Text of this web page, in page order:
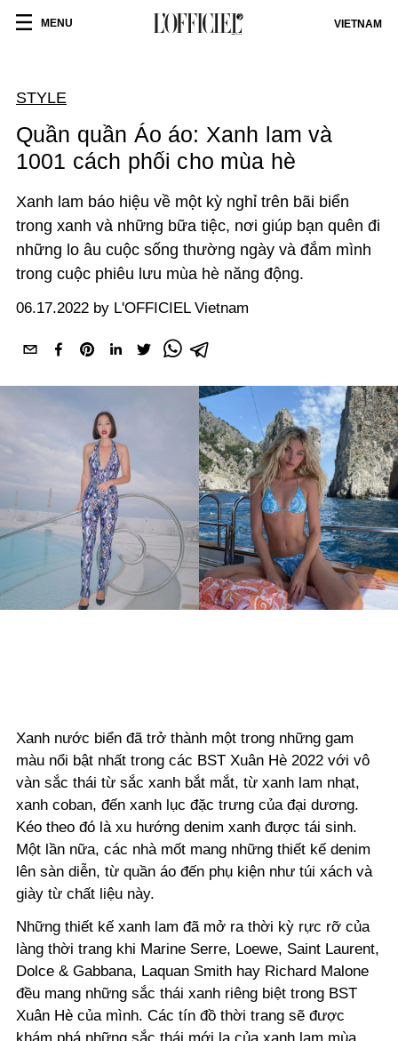
MENU VIETNAM
STYLE
Quần quần Áo áo: Xanh lam và
1001 cách phối cho mùa hè
Xanh lam báo hiệu về một kỳ nghỉ trên bãi biển
trong xanh và những bữa tiệc, nơi giúp bạn quên đi
những lo âu cuộc sống thường ngày và đắm mình
trong cuộc phiêu lưu mùa hè năng động.
06.17.2022 by L'OFFICIEL Vietnam
Xanh nước biển đã trở thành một trong những gam
màu nổi bật nhất trong các BST Xuân Hè 2022 với vô
vàn sắc thái từ sắc xanh bắt mắt, từ xanh lam nhạt,
xanh coban, đến xanh lục đặc trưng của đại dương.
Kéo theo đó là xu hướng denim xanh được tái sinh.
Một lần nữa, các nhà mốt mang những thiết kế denim
lên sàn diễn, từ quần áo đến phụ kiện như túi xách và
giày từ chất liệu này.
Những thiết kế xanh lam đã mở ra thời kỳ rực rỡ của
làng thời trang khi Marine Serre, Loewe, Saint Laurent,
Dolce & Gabbana, Laquan Smith hay Richard Malone
đều mang những sắc thái xanh riêng biệt trong BST
Xuân Hè của mình. Các tín đồ thời trang sẽ được